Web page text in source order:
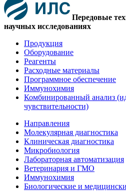
Передовые
научных исследованиях
Продукция
Оборудование
Реагенты
Расходные материалы
Программное обеспечение
Иммунохимия
Комбинированный анализ
чувствительности)
Направления
Молекулярная диагностика
Клиническая диагностика
Микробиология
Лабораторная автоматизация
Ветеринария и ГМО
Иммунохимия
Биологические и